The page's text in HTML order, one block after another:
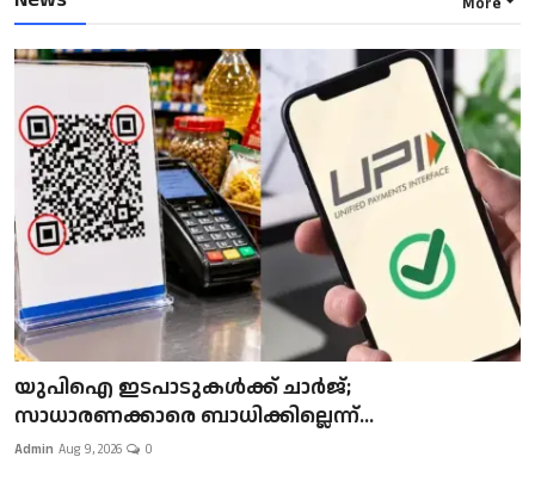
യുപിഐ ഇടപാടുകൾക്ക് ചാർജ്;
സാധാരണക്കാരെ ബാധിക്കില്ലെന്ന്...
Admin Aug 9, 2026 0